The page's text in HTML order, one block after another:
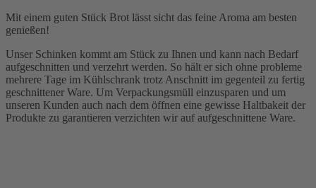
Mit einem guten Stück Brot lässt sicht das feine Aroma am besten
genießen!
Unser Schinken kommt am Stück zu Ihnen und kann nach Bedarf
aufgeschnitten und verzehrt werden. So hält er sich ohne probleme
mehrere Tage im Kühlschrank trotz Anschnitt im gegenteil zu fertig
geschnittener Ware. Um Verpackungsmüll einzusparen und um
unseren Kunden auch nach dem öffnen eine gewisse Haltbakeit der
Produkte zu garantieren verzichten wir auf aufgeschnittene Ware.